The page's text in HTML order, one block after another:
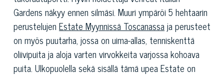
Gardens näkyy ennen silmäsi. Muuri ympäröi 5 hehtaarin
perustelujen Estate Myynnissä Toscanassaja perusteet
on myös puutarha, jossa on uima-allas, tenniskenttä
oliivipuita ja aloja varten virvokkeita varjossa kohoava
puita. Ulkopuolella sekä sisällä tämä upea Estate on